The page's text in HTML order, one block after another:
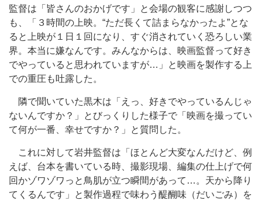
監督は「皆さんのおかげです」と会場の観客に感謝しつつ
も、「３時間の上映。“ただ長くて詰まらなかったよ”とな
ると上映が１日１回になり、すぐ消されていく恐ろしい業
界。本当に嫌なんです。みんなからは、映画監督って好き
でやっていると思われていますが…」と映画を製作する上
での重圧も吐露した。
隣で聞いていた黒木は「えっ、好きでやっているんじゃ
ないんですか？」とびっくりした様子で「映画を撮ってい
て何が一番、幸せですか？」と質問した。
これに対して岩井監督は「ほとんど大変なんだけど、例
えば、台本を書いている時、撮影現場、編集の仕上げで何
回かゾワゾワっと鳥肌が立つ瞬間があって…。天から降り
てくるんです」と製作過程で味わう醍醐味（だいごみ）を